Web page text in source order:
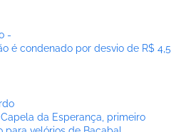
-
é condenado por desvio de R$ 4,5
da Esperança, primeiro